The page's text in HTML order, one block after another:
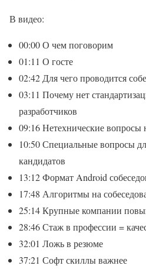
В видео:
00:00 О чем поговорим
01:11 О госте
02:42 Для чего проводится
03:11 Почему нет
разработчиков
09:16 Нетехнические вопросы
10:50 Специальные вопросы
кандидатов
13:12 Формат Android
17:48 Алгоритмы на
25:14 Крупные компании
28:46 Стаж в профессии =
32:01 Ложь в резюме
37:21 Софт скиллы важнее